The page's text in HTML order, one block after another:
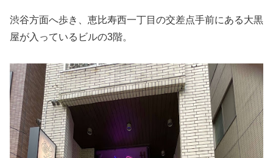
渋谷方面へ歩き、恵比寿西一丁目の交差点手前にある大黒
屋が入っているビルの3階。